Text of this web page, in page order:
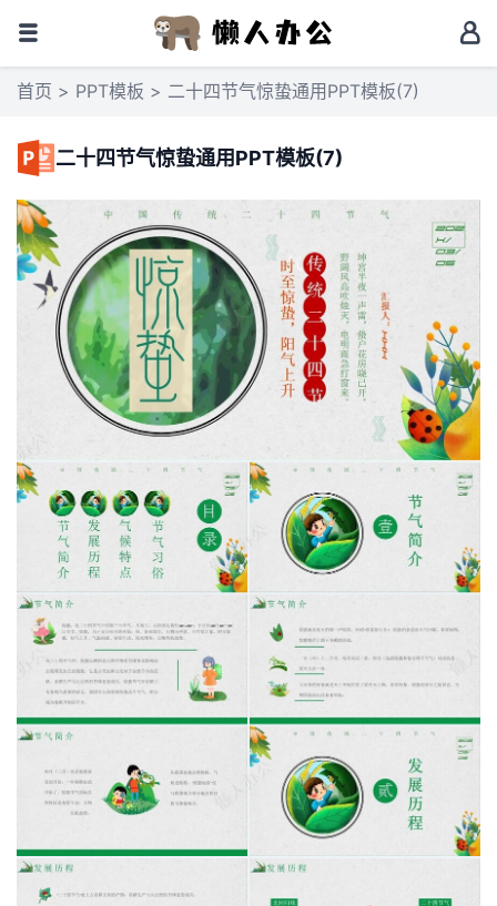
首页 > PPT模板 > 二十四节气惊蛰通用PPT模板(7)
二十四节气惊蛰通用PPT模板(7)